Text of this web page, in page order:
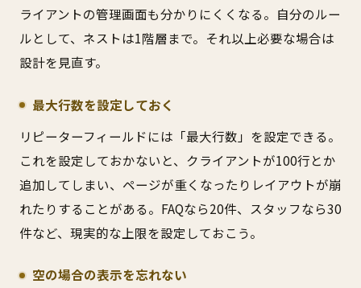
ライアントの管理画面も分かりにくくなる。自分のルー
ルとして、ネストは1階層まで。それ以上必要な場合は
設計を見直す。
最大行数を設定しておく
リピーターフィールドには「最大行数」を設定できる。
これを設定しておかないと、クライアントが100行とか
追加してしまい、ページが重くなったりレイアウトが崩
れたりすることがある。FAQなら20件、スタッフなら30
件など、現実的な上限を設定しておこう。
空の場合の表示を忘れない